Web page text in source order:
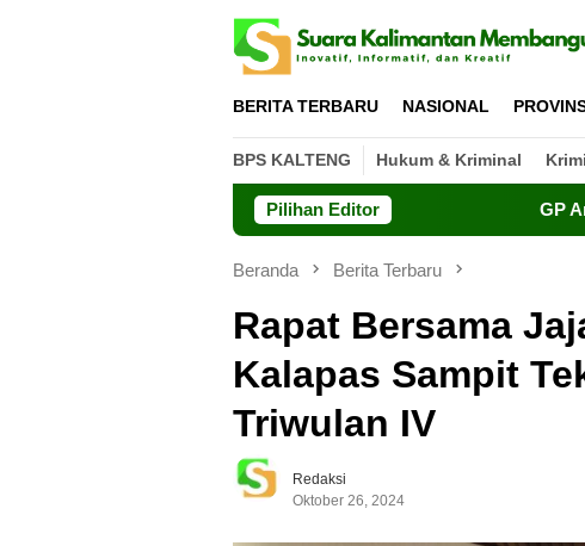
BERITA TERBARU NASIONAL
BPS KALTENG Hukum & Kriminal
Pilihan Editor GP Ansor Kalteng
Beranda Berita Terbaru
Rapat Bersama
Kalapas Sampit
Triwulan IV
Redaksi
Oktober 26, 2024